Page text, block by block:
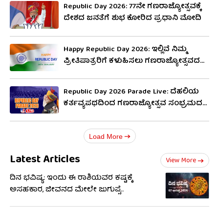
Republic Day 2026: 77ನೇ ಗಣರಾಜ್ಯೋತ್ಸವಕ್ಕೆ
ದೇಶದ ಜನತೆಗೆ ಶುಭ ಕೋರಿದ ಪ್ರಧಾನಿ ಮೋದಿ
Happy Republic Day 2026: ಇಲ್ಲಿವೆ ನಿಮ್ಮ
ಪ್ರೀತಿಪಾತ್ರರಿಗೆ ಕಳುಹಿಸಲು ಗಣರಾಜ್ಯೋತ್ಸವದ
Republic Day 2026 Parade Live: ದೆಹಲಿಯ
ಕರ್ತವ್ಯಪಥದಿಂದ ಗಣರಾಜ್ಯೋತ್ಸವ ಸಂಭ್ರಮದ
Load More
Latest Articles View More
ದಿನ ಭವಿಷ್ಯ: ಇಂದು ಈ ರಾಶಿಯವರ ಕಷ್ಟಕ್ಕೆ
ಅಸಹಕಾರ, ಜೀವನದ ಮೇಲೇ ಜುಗುಪ್ಸೆ..